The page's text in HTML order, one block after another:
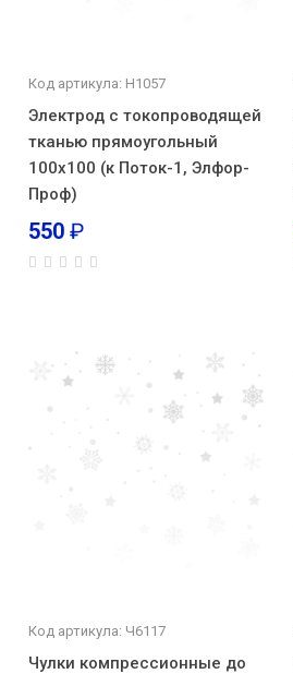
Код артикула: Н1057
Электрод с токопроводящей
тканью прямоугольный
100х100 (к Поток-1, Элфор-
Проф)
550 ₽
Код артикула: Ч6117
Чулки компрессионные до